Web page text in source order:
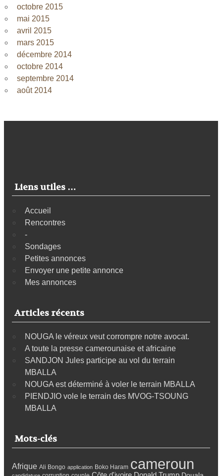
octobre 2015
mai 2015
avril 2015
mars 2015
décembre 2014
octobre 2014
septembre 2014
août 2014
Liens utiles …
Accueil
Rencontres
-
Sondages
Petites annonces
Envoyer une petite annonce
Mes annonces
Articles récents
NOUGA le véreux veut corrompre notre avocat.
A toute la presse camerounaise et africaine
SANDJON Jules participe au vol du terrain
MBALLA
NOUGA est déterminé à voler le terrain MBALLA
PIENDJIO vole le terrain des MVOG-TSOUNG
MBALLA
Mots-clés
Afrique Ali Bongo application Boko Haram cameroun